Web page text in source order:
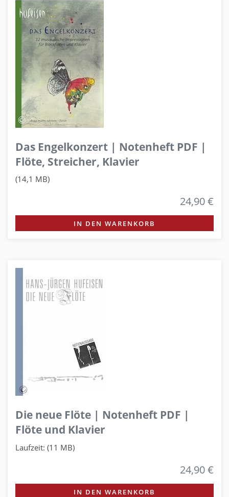
Das Engelkonzert | Notenheft PDF |
Flöte, Streicher, Klavier
(14,1 MB)
24,90 €
IN DEN WARENKORB
Die neue Flöte | Notenheft PDF |
Flöte und Klavier
Laufzeit: (11 MB)
24,90 €
IN DEN WARENKORB